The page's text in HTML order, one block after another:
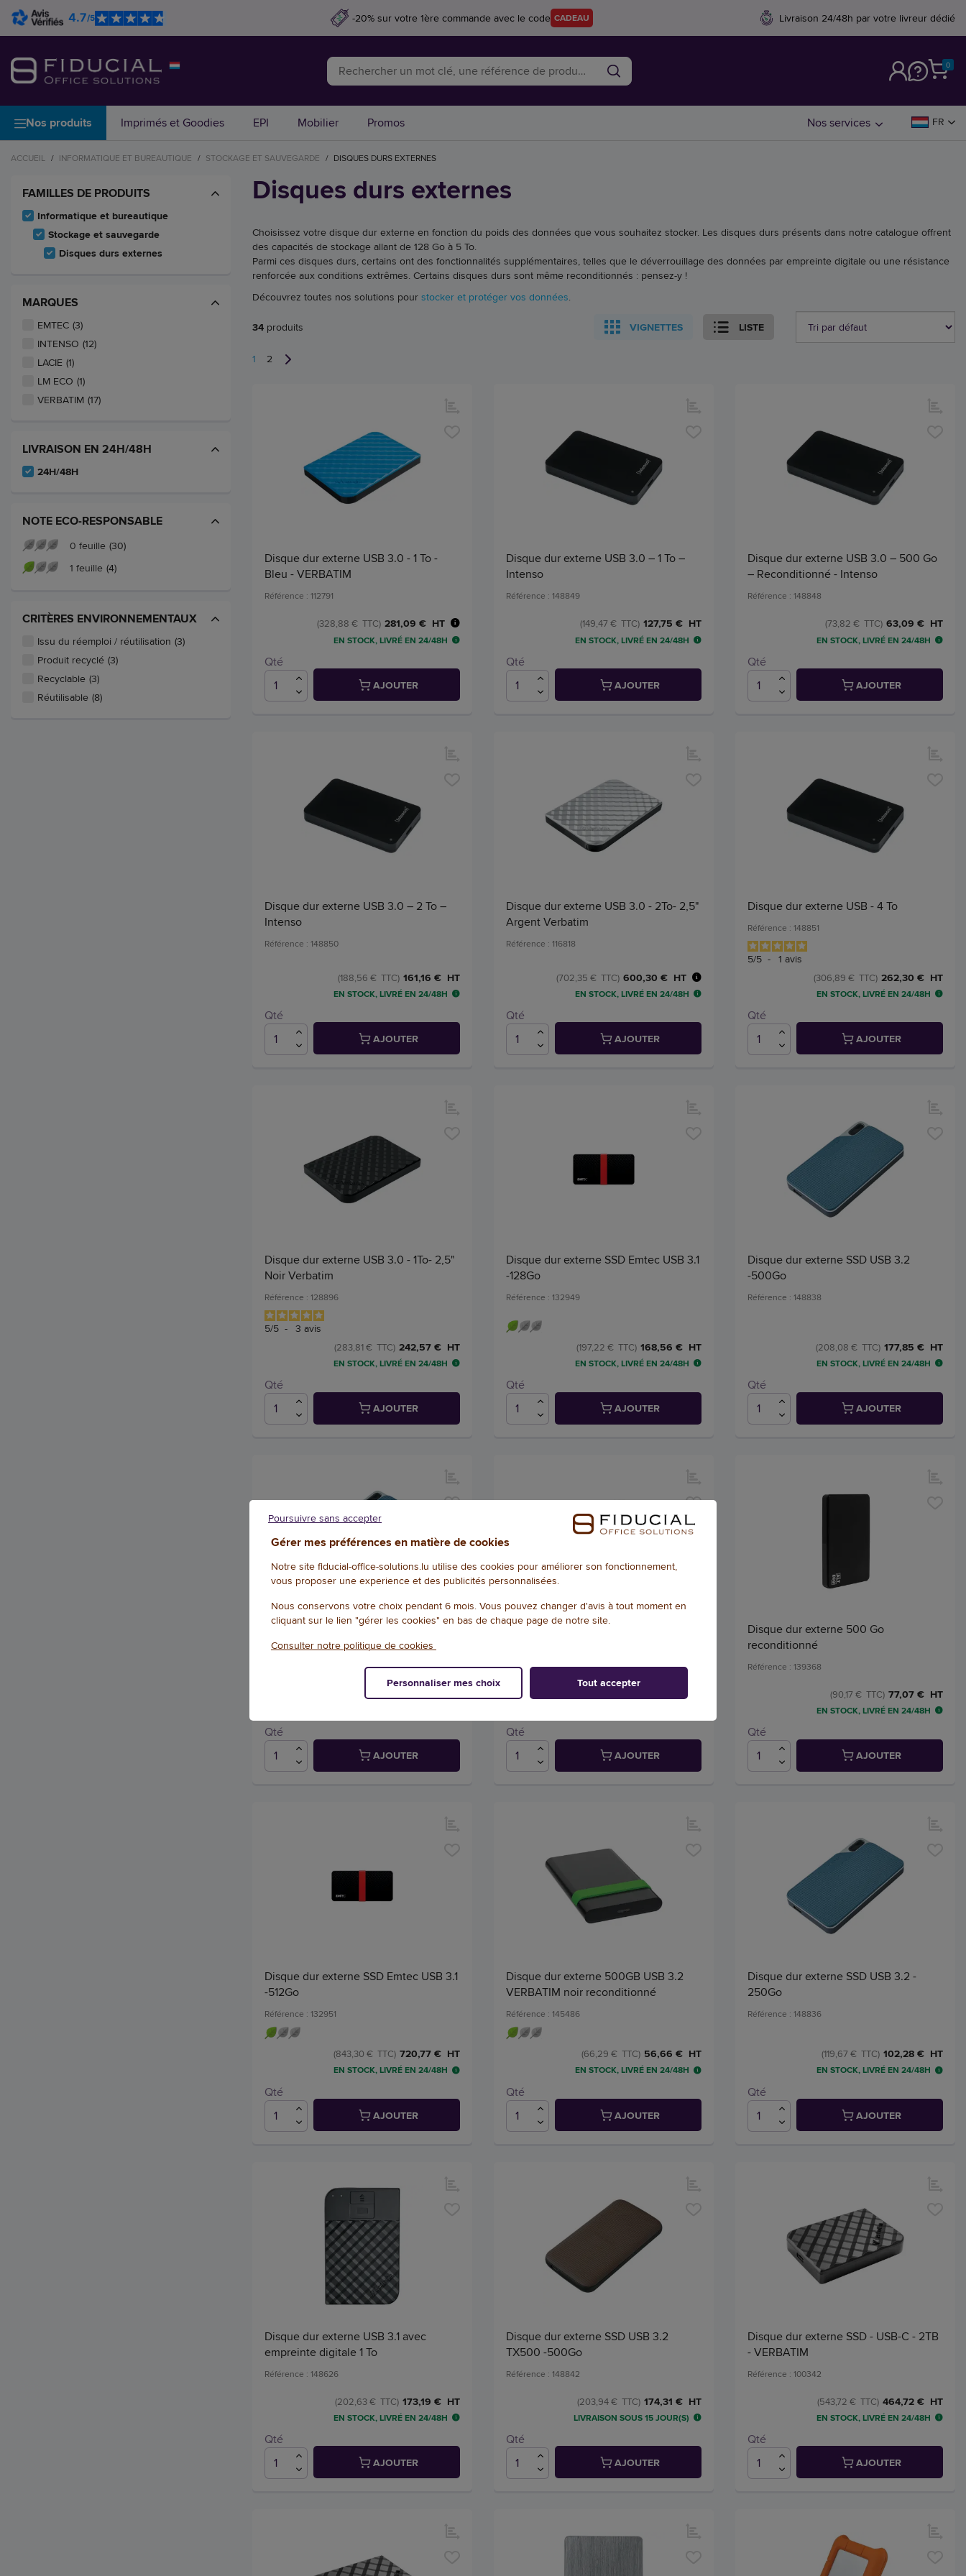
4.7/5 -20% sur votre 1ère commande avec le code CADEAU Livraison 24/48h par votre livreur dédié
0
Nos produits Imprimés et Goodies EPI Mobilier Promos Nos services FR
ACCUEIL / INFORMATIQUE ET BUREAUTIQUE / STOCKAGE ET SAUVEGARDE / DISQUES DURS EXTERNES
FAMILLES DE PRODUITS
Informatique et bureautique
Stockage et sauvegarde
Disques durs externes
MARQUES
EMTEC (3)
INTENSO (12)
LACIE (1)
LM ECO (1)
VERBATIM (17)
LIVRAISON EN 24H/48H
24H/48H
NOTE ECO-RESPONSABLE
0 feuille (30)
1 feuille (4)
CRITÈRES ENVIRONNEMENTAUX
Issu du réemploi / réutilisation (3)
Produit recyclé (3)
Recyclable (3)
Réutilisable (8)
Disques durs externes
Choisissez votre disque dur externe en fonction du poids des données que vous souhaitez stocker. Les disques durs présents dans notre catalogue offrent
des capacités de stockage allant de 128 Go à 5 To.
Parmi ces disques durs, certains ont des fonctionnalités supplémentaires, telles que le déverrouillage des données par empreinte digitale ou une résistance
renforcée aux conditions extrêmes. Certains disques durs sont même reconditionnés : pensez-y !
Découvrez toutes nos solutions pour stocker et protéger vos données.
34 produits VIGNETTES LISTE
1 2
Disque dur externe USB 3.0 - 1 To -
Bleu - VERBATIM
Référence : 112791
281,09 € HT
(328,88 € TTC)
EN STOCK, LIVRÉ EN 24/48H
Qté
AJOUTER
Disque dur externe USB 3.0 – 1 To –
Intenso
Référence : 148849
127,75 € HT
(149,47 € TTC)
EN STOCK, LIVRÉ EN 24/48H
Qté
AJOUTER
Disque dur externe USB 3.0 – 500 Go
– Reconditionné - Intenso
Référence : 148848
63,09 € HT
(73,82 € TTC)
EN STOCK, LIVRÉ EN 24/48H
Qté
AJOUTER
Disque dur externe USB 3.0 – 2 To –
Intenso
Référence : 148850
161,16 € HT
(188,56 € TTC)
EN STOCK, LIVRÉ EN 24/48H
Qté
AJOUTER
Disque dur externe USB 3.0 - 2To- 2,5"
Argent Verbatim
Référence : 116818
600,30 € HT
(702,35 € TTC)
EN STOCK, LIVRÉ EN 24/48H
Qté
AJOUTER
Disque dur externe USB - 4 To
Référence : 148851
5/5 - 1 avis
262,30 € HT
(306,89 € TTC)
EN STOCK, LIVRÉ EN 24/48H
Qté
AJOUTER
Disque dur externe USB 3.0 - 1To- 2,5"
Noir Verbatim
Référence : 128896
5/5 - 3 avis
242,57 € HT
(283,81 € TTC)
EN STOCK, LIVRÉ EN 24/48H
Qté
AJOUTER
Disque dur externe SSD Emtec USB 3.1
-128Go
Référence : 132949
168,56 € HT
(197,22 € TTC)
EN STOCK, LIVRÉ EN 24/48H
Qté
AJOUTER
Disque dur externe SSD USB 3.2
-500Go
Référence : 148838
177,85 € HT
(208,08 € TTC)
EN STOCK, LIVRÉ EN 24/48H
Qté
AJOUTER
Disque dur externe SSD USB 3.2 - 1To
Référence : 148839
290,36 € HT
(339,72 € TTC)
Qté
AJOUTER
Disque dur externe USB 3.0 - 4To- 2,5"
Référence : 116821
Qté
AJOUTER
Disque dur externe 500 Go
reconditionné
Référence : 139368
77,07 € HT
(90,17 € TTC)
EN STOCK, LIVRÉ EN 24/48H
Qté
AJOUTER
Disque dur externe SSD Emtec USB 3.1
-512Go
Référence : 132951
720,77 € HT
(843,30 € TTC)
EN STOCK, LIVRÉ EN 24/48H
Qté
AJOUTER
Disque dur externe 500GB USB 3.2
VERBATIM noir reconditionné
Référence : 145486
56,66 € HT
(66,29 € TTC)
EN STOCK, LIVRÉ EN 24/48H
Qté
AJOUTER
Disque dur externe SSD USB 3.2 -
250Go
Référence : 148836
102,28 € HT
(119,67 € TTC)
EN STOCK, LIVRÉ EN 24/48H
Qté
AJOUTER
Disque dur externe USB 3.1 avec
empreinte digitale 1 To
Référence : 148626
173,19 € HT
(202,63 € TTC)
EN STOCK, LIVRÉ EN 24/48H
Qté
AJOUTER
Disque dur externe SSD USB 3.2
TX500 -500Go
Référence : 148842
174,31 € HT
(203,94 € TTC)
LIVRAISON SOUS 15 JOUR(S)
Qté
AJOUTER
Disque dur externe SSD - USB-C - 2TB
- VERBATIM
Référence : 100342
464,72 € HT
(543,72 € TTC)
EN STOCK, LIVRÉ EN 24/48H
Qté
AJOUTER
Gérer mes préférences en matière de cookies
Notre site fiducial-office-solutions.lu utilise des cookies pour améliorer son fonctionnement,
vous proposer une experience et des publicités personnalisées.
Nous conservons votre choix pendant 6 mois. Vous pouvez changer d'avis à tout moment en
cliquant sur le lien "gérer les cookies" en bas de chaque page de notre site.
Consulter notre politique de cookies
Poursuivre sans accepter
Personnaliser mes choix Tout accepter